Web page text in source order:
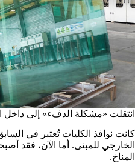
انتقلت «مشكلة الدفء» إلى داخل
كانت نوافذ الكليات تُعتبر في
الخارجي للمبنى. أما الآن، فقد
المناخ.